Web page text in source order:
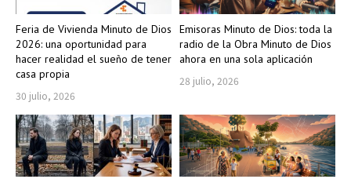
Feria de Vivienda Minuto de Dios
2026: una oportunidad para
hacer realidad el sueño de tener
casa propia
30 julio, 2026
Emisoras Minuto de Dios: toda la
radio de la Obra Minuto de Dios
ahora en una sola aplicación
28 julio, 2026